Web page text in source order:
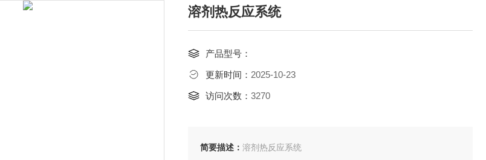
溶剂热反应系统
产品型号：
更新时间： 2025-10-23
访问次数： 3270
简要描述： 溶剂热反应系统